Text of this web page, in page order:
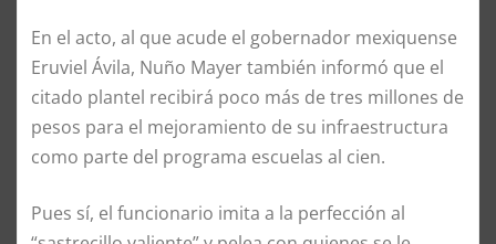
En el acto, al que acude el gobernador mexiquense
Eruviel Ávila, Nuño Mayer también informó que el
citado plantel recibirá poco más de tres millones de
pesos para el mejoramiento de su infraestructura
como parte del programa escuelas al cien.
Pues sí, el funcionario imita a la perfección al